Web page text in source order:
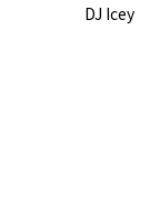
DJ Icey